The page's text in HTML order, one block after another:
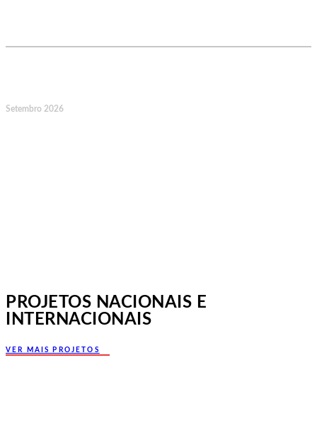
Setembro 2026
PROJETOS NACIONAIS E
INTERNACIONAIS
VER MAIS PROJETOS